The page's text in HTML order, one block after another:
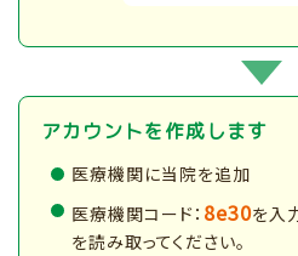
アカウントを作成します
医療機関に当院を追加
医療機関コード： 8e30を入
を読み取ってください。